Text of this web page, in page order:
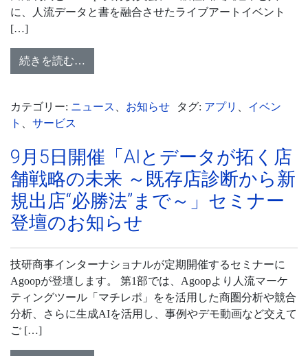
に、人流データと書を融合させたライブアートイベント
[…]
続きを読む…
カテゴリー: ニュース 、 お知らせ タグ: アプリ 、 イベン
ト 、 サービス
9月5日開催「AIとデータが拓く店
舗戦略の未来 ～既存店診断から新
規出店“必勝法”まで～」セミナー
登壇のお知らせ
技研商事インターナショナルが定期開催するセミナーに
Agoopが登壇します。 第1部では、Agoopより人流マーケ
ティングツール「マチレポ」をを活用した商圏分析や競合
分析、さらに生成AIを活用し、事例やデモ動画など交えて
ご […]